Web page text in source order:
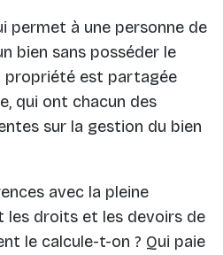
permet à une personne de
bien sans posséder le
propriété est partagée
qui ont chacun des
sur la gestion du bien
avec la pleine
les droits et les devoirs de
le calcule-t-on ? Qui paie